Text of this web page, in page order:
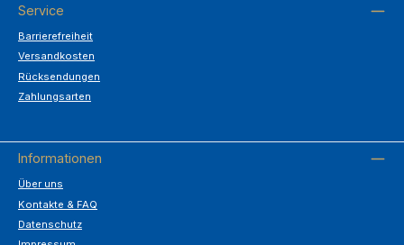
Service
Barrierefreiheit
Versandkosten
Rücksendungen
Zahlungsarten
Informationen
Über uns
Kontakte & FAQ
Datenschutz